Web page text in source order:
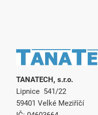
TANATECH, s.r.o.
Lipnice 541/22
59401 Velké Meziříčí